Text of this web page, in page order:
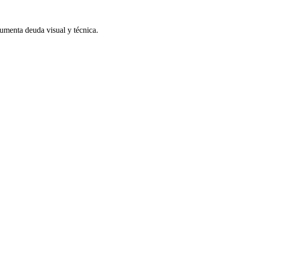
deuda visual y técnica.